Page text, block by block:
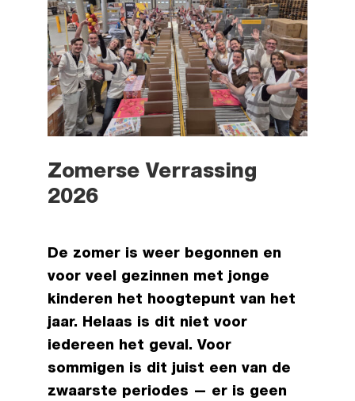
Zomerse Verrassing
2026
De zomer is weer begonnen en
voor veel gezinnen met jonge
kinderen het hoogtepunt van het
jaar. Helaas is dit niet voor
iedereen het geval. Voor
sommigen is dit juist een van de
zwaarste periodes — er is geen